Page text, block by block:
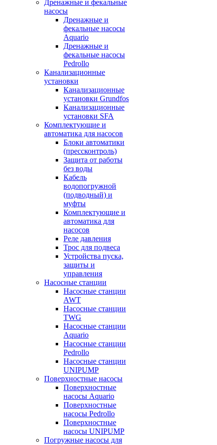
Дренажные и фекальные
насосы
Дренажные и
фекальные насосы
Aquario
Дренажные и
фекальные насосы
Pedrollo
Канализационные
установки
Канализационные
установки Grundfos
Канализационные
установки SFA
Комплектующие и
автоматика для насосов
Блоки автоматики
(прессконтроль)
Защита от работы
без воды
Кабель
водопогружной
(подводный) и
муфты
Комплектующие и
автоматика для
насосов
Реле давления
Трос для подвеса
Устройства пуска,
защиты и
управления
Насосные станции
Насосные станции
AWT
Насосные станции
TWG
Насосные станции
Aquario
Насосные станции
Pedrollo
Насосные станции
UNIPUMP
Поверхностные насосы
Поверхностные
насосы Aquario
Поверхностные
насосы Pedrollo
Поверхностные
насосы UNIPUMP
Погружные насосы для